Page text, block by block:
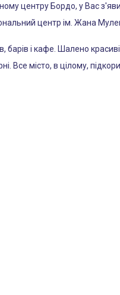
центру Бордо, у Вас
центр ім. Жана
і кафе. Шалено
Все місто, в цілому,